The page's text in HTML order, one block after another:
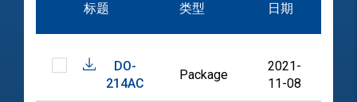
标题 类型 日期
DO-
214AC
Package
2021-
11-08